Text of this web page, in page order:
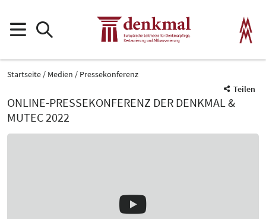
Startseite Medien
Pressekonferenz
Teilen
ONLINE-PRESSEKONFERENZ DER DENKMAL &
MUTEC 2022